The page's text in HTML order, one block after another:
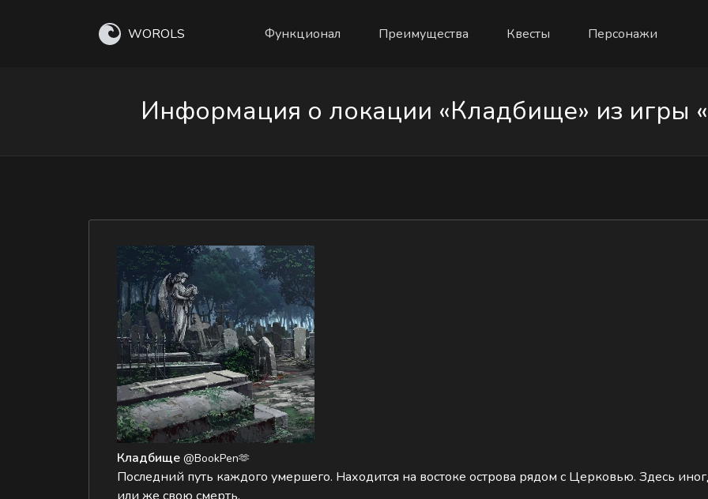
WOROLS Функционал Преимущества Квесты Персонажи
Информация о локации «Кладбище» из игры
Кладбище @BookPen🫶
Последний путь каждого умершего. Находится на востоке острова рядом с Церковью. Здесь